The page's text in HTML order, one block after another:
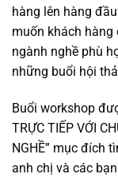
hàng lên hàng
muốn khách
ngành nghề phù
những buổi hội
Buổi workshop
TRỰC TIẾP VỚI
NGHỀ” mục đích
anh chị và các